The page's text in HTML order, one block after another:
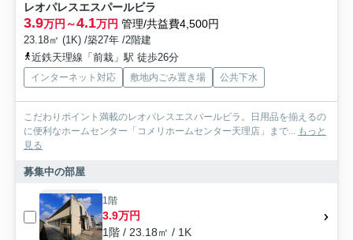
レオパレスエスパールビラ
3.9万円～4.1万円 管理/共益費4,500円
23.18㎡ (1K) /築27年 /2階建
近鉄天理線「前栽」駅 徒歩26分
インターネット対応 敷地内ごみ置き場 公共下水
こだわりポイント満載のレオパレスエスパールビラ。日用品を揃えるの
に便利なホームセンター「コメリホームセンター天理店」まで... もっと
見る
募集中の部屋
1階
3.9万円
1階 / 23.18㎡ / 1K